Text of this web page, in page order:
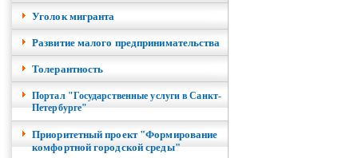
Уголок мигранта
Развитие малого предпринимательства
Толерантность
Портал "Государственные услуги в Санкт-
Петербурге"
Приоритетный проект "Формирование
комфортной городской среды"